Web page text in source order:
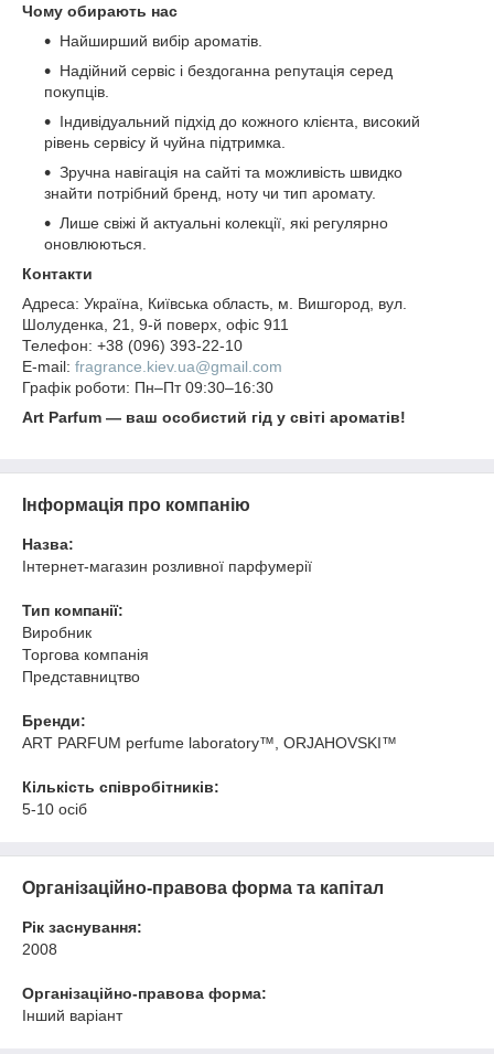
Чому обирають нас
Найширший вибір ароматів.
Надійний сервіс і бездоганна репутація серед
покупців.
Індивідуальний підхід до кожного клієнта, високий
рівень сервісу й чуйна підтримка.
Зручна навігація на сайті та можливість швидко
знайти потрібний бренд, ноту чи тип аромату.
Лише свіжі й актуальні колекції, які регулярно
оновлюються.
Контакти
Адреса: Україна, Київська область, м. Вишгород, вул.
Шолуденка, 21, 9-й поверх, офіс 911
Телефон: +38 (096) 393-22-10
E-mail: fragrance.kiev.ua@gmail.com
Графік роботи: Пн–Пт 09:30–16:30
Art Parfum — ваш особистий гід у світі ароматів!
Інформація про компанію
Назва:
Інтернет-магазин розливної парфумерії
Тип компанії:
Виробник
Торгова компанія
Представництво
Бренди:
ART PARFUM perfume laboratory™, ORJAHOVSKI™
Кількість співробітників:
5-10 осіб
Організаційно-правова форма та капітал
Рік заснування:
2008
Організаційно-правова форма:
Інший варіант